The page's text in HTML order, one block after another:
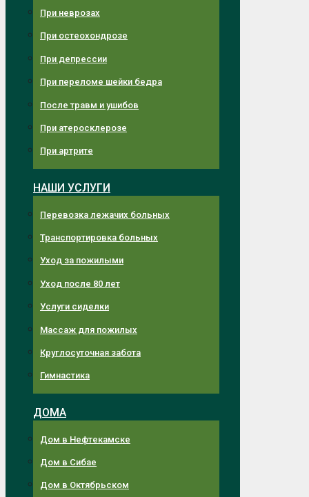
При неврозах
При остеохондрозе
При депрессии
При переломе шейки бедра
После травм и ушибов
При атеросклерозе
При артрите
НАШИ УСЛУГИ
Перевозка лежачих больных
Транспортировка больных
Уход за пожилыми
Уход после 80 лет
Услуги сиделки
Массаж для пожилых
Круглосуточная забота
Гимнастика
ДОМА
Дом в Нефтекамске
Дом в Сибае
Дом в Октябрьском